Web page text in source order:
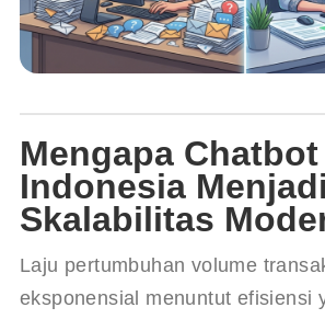
Mengapa Chatbot
Indonesia
Skalabilitas
Laju pertumbuhan volume
eksponensial menuntut efisiensi